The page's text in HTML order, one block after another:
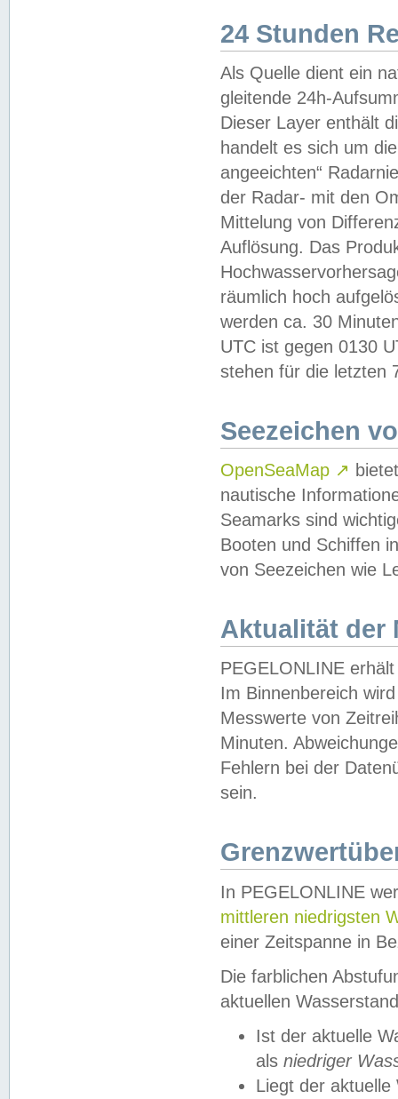
24 Stunden
Als Quelle dient ein
gleitende 24h-
Dieser Layer enthält
handelt es sich um
angeeichten“
der Radar- mit den
Mittelung von
Auflösung. Das
räumlich hoch
werden ca. 30
UTC ist gegen 0130
stehen für die letzten
Seezeichen
OpenSeaMap ↗
nautische
Seamarks sind
Booten und Schiffen
von Seezeichen wie
Aktualität der
PEGELONLINE
Im Binnenbereich
Messwerte von
Minuten.
Fehlern bei der
sein.
In PEGELONLINE
mittleren niedrigsten
einer Zeitspanne in
Die farblichen
aktuellen
Ist der aktuelle
als niedriger
Liegt der